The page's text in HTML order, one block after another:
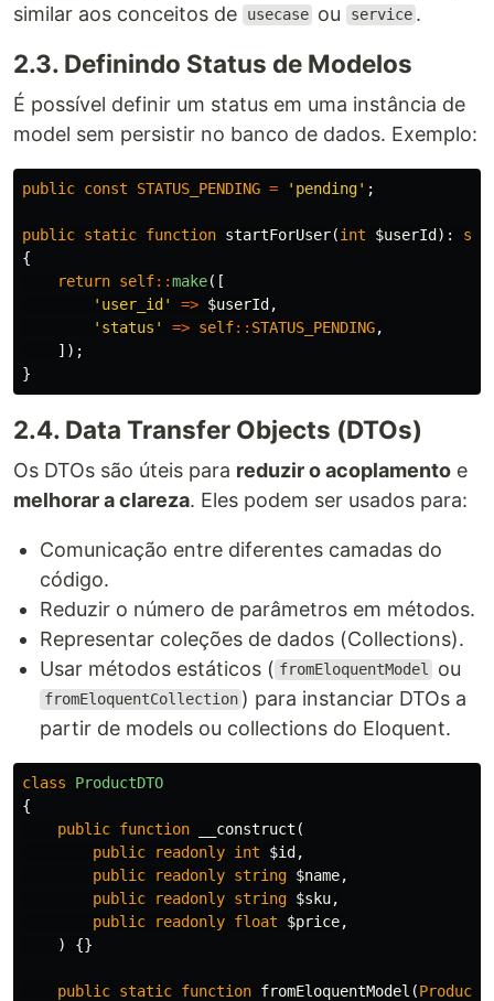
similar aos conceitos de
usecase ou service .
2.3. Definindo Status de Modelos
É possível definir um status em uma instância de
model sem persistir no banco de dados. Exemplo:
public const STATUS_PENDING = 'pending' ;
public static function startForUser(int $userId):
{
return self::make([
'user_id'
=> $userId,
'status'
=> self:: STATUS_PENDING,
]);
}
2.4. Data Transfer Objects (DTOs)
Os DTOs são úteis para reduzir o acoplamento e
melhorar a clareza. Eles podem ser usados para:
Comunicação entre diferentes camadas do
código.
Reduzir o número de parâmetros em métodos.
Representar coleções de dados (Collections).
Usar métodos estáticos ( fromEloquentModel ou
fromEloquentCollection ) para instanciar DTOs a
partir de models ou collections do Eloquent.
class
ProductDTO
{
public function __construct (
public
readonly int $id,
public
readonly string $name,
public
readonly string $sku,
public
readonly float $price,
)
{}
public static function fromEloquentModel (Product